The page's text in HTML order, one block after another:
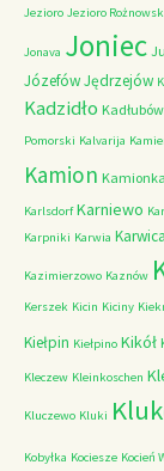
Jezioro Jezioro
Jonava Joniec
JózefówJędrzejów
Kadzidło
Pomorski Kalvarija
Kamion Kamionka
Karlsdorf Karniewo
Karpniki Karwia Karwica
Kazimierzowo Kaznów
Kerszek Kicin Kiciny
Kiełpin Kiełpino Kikół
Kleczew Kleinkoschen
Kluczewo Kluki
Kobyłka Kociesze Kocień